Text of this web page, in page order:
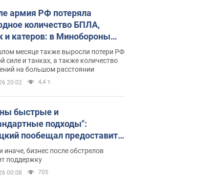
армия РФ потеряла
количество БПЛА,
и катеров: в Минобороны
статистику
месяце также выросли потери РФ
силе и танках, а также количество
на большом расстоянии
20:02 4,4 т.
быстрые и
подходы":
пообещал предоставить
приоритетный доступ к
складским
иначе, бизнес после обстрелов
поддержку
00:08 705